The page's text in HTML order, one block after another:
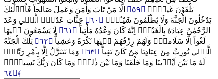
يَلْقَوْنَ غَياًّۙ ﴿٥٩﴾
اِلَّا مَنْ تَابَ وَاٰمَنَ وَعَمِلَ صَالِحاً فَاُو۬لٰٓئِكَ
يَدْخُلُونَ الْجَنَّةَ وَلَا يُظْلَمُونَ شَيْـٔاًۙ ﴿٦٠﴾
جَنَّاتِ عَدْنٍۨ الَّت۪ي وَعَدَ
الرَّحْمٰنُ عِبَادَهُ بِالْغَيْبِۜ اِنَّهُ كَانَ وَعْدُهُ مَأْتِياًّ ﴿٦١﴾
لَا يَسْمَعُونَ ف۪يهَا
لَغْواً اِلَّا سَلَاماًۜ وَلَهُمْ رِزْقُهُمْ ف۪يهَا بُكْرَةً وَعَشِياًّ ﴿٦٢﴾
تِلْكَ الْجَنَّةُ
الَّت۪ي نُورِثُ مِنْ عِبَادِنَا مَنْ كَانَ تَقِياًّ ﴿٦٣﴾
وَمَا نَتَنَزَّلُ اِلَّا بِاَمْرِ رَبِّكَۚ
لَهُ مَا بَيْنَ اَيْد۪ينَا وَمَا خَلْفَنَا وَمَا بَيْنَ ذٰلِكَۚ وَمَا كَانَ رَبُّكَ نَسِياًّۚ
﴿٦٤﴾